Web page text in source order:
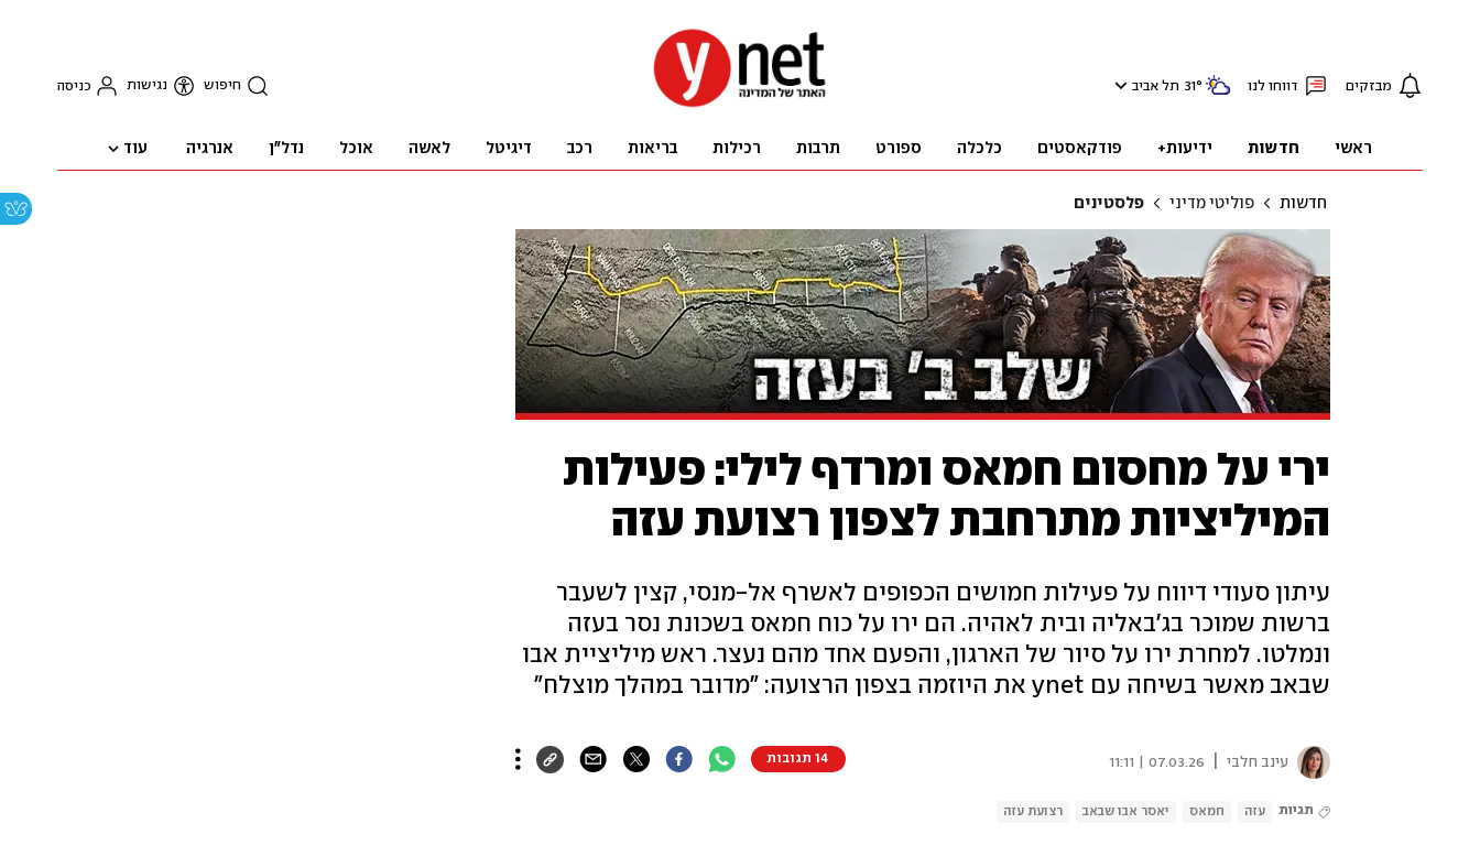
מבזקים דווחו לנו 31° תל אביב חיפוש נגישות כניסה
ראשי חדשות ידיעות+ פודקאסטים כלכלה ספורט תרבות רכילות בריאות רכב דיגיטל לאשה אוכל נדל"ן אנרגיה עוד
חדשות פוליטי מדיני פלסטינים
ירי על מחסום חמאס ומרדף לילי: פעילות
המיליציות מתרחבת לצפון רצועת עזה
עיתון סעודי דיווח על פעילות חמושים הכפופים לאשרף אל-מנסי, קצין לשעבר
ברשות שמוכר בג'באליה ובית לאהיה. הם ירו על כוח חמאס בשכונת נסר בעזה
ונמלטו. למחרת ירו על סיור של הארגון, והפעם אחד מהם נעצר. ראש מיליציית אבו
שבאב מאשר בשיחה עם ynet את היוזמה בצפון הרצועה: "מדובר במהלך מוצלח"
עינב חלבי 07.03.26 | 11:11 14 תגובות
תגיות עזה חמאס יאסר אבו שבאב רצועת עזה